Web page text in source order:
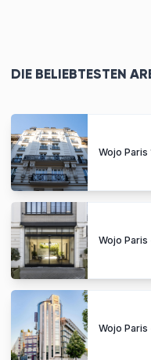
DIE BELIEBTESTEN
Wojo Paris
Wojo
Wojo